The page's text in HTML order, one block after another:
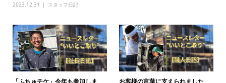
2023.12.31 スタッフ日記
「ふちゅチケ」今年も参加しま お客様の言葉に支えられました